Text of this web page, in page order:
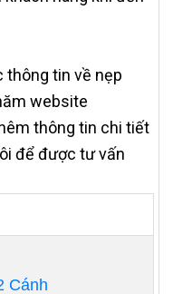
thông tin về nẹp
website
thông tin chi tiết
để được tư vấn
Cánh